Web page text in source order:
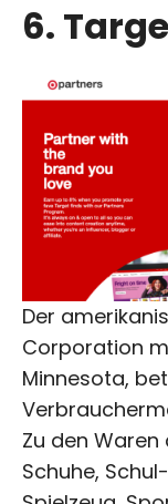
6.
Der
Corporation
Minnesota,
Zu den
Schuhe,